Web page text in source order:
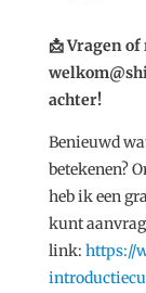
📩 Vragen
achter!
Benieuwd
betekenen?
heb ik een
kunt
link: https://